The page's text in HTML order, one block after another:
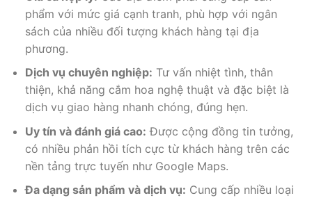
phẩm với mức giá cạnh tranh, phù hợp với ngân
sách của nhiều đối tượng khách hàng tại địa
phương.
Dịch vụ chuyên nghiệp: Tư vấn nhiệt tình, thân
thiện, khả năng cắm hoa nghệ thuật và đặc biệt là
dịch vụ giao hàng nhanh chóng, đúng hẹn.
Uy tín và đánh giá cao: Được cộng đồng tin tưởng,
có nhiều phản hồi tích cực từ khách hàng trên các
nền tảng trực tuyến như Google Maps.
Đa dạng sản phẩm và dịch vụ: Cung cấp nhiều loại